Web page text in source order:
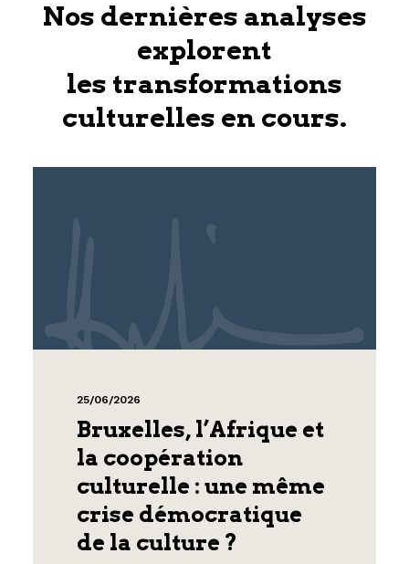
Nos dernières analyses
explorent
les transformations
culturelles en cours.
25/06/2026
Bruxelles, l’Afrique et
la coopération
culturelle : une même
crise démocratique
de la culture ?